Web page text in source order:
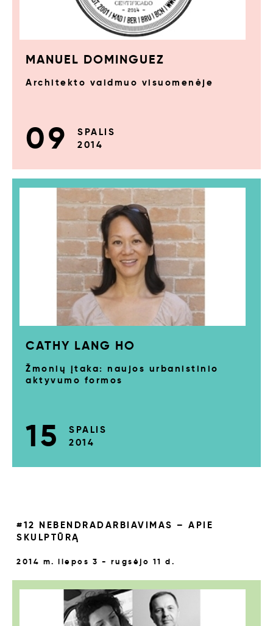
MANUEL DOMINGUEZ
Architekto vaidmuo visuomenėje
09
SPALIS
2014
CATHY LANG HO
Žmonių įtaka: naujos urbanistinio
aktyvumo formos
15
SPALIS
2014
#12 NEBENDRADARBIAVIMAS – APIE
SKULPTŪRĄ
2014 m. liepos 3 - rugsėjo 11 d.